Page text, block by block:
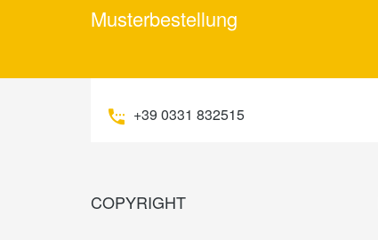
Musterbestellung
+39 0331 832515
COPYRIGHT